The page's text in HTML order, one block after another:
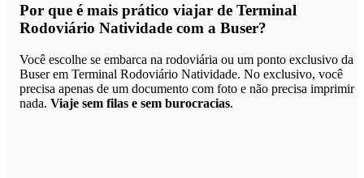
Por que é mais prático viajar de Terminal
Rodoviário Natividade com a Buser?
Você escolhe se embarca na rodoviária ou um ponto exclusivo da
Buser em Terminal Rodoviário Natividade. No exclusivo, você
precisa apenas de um documento com foto e não precisa imprimir
nada. Viaje sem filas e sem burocracias.